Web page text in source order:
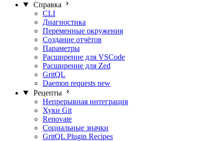
Справка
CLI
Диагностика
Переменные окружения
Создание отчётов
Параметры
Расширение для VSCode
Расширение для Zed
GritQL
Daemon requests new
Рецепты
Непрерывная интеграция
Хуки Git
Renovate
Социальные значки
GritQL Plugin Recipes